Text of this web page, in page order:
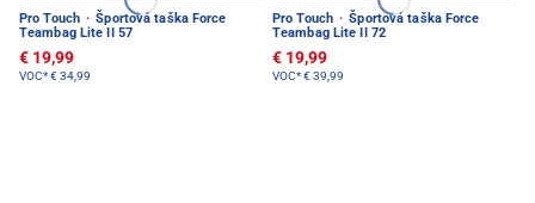
Pro Touch · Športová taška Force
Teambag Lite II 57
€ 19,99
VOC*€ 34,99
Pro Touch · Športová taška Force
Teambag Lite II 72
€ 19,99
VOC*€ 39,99